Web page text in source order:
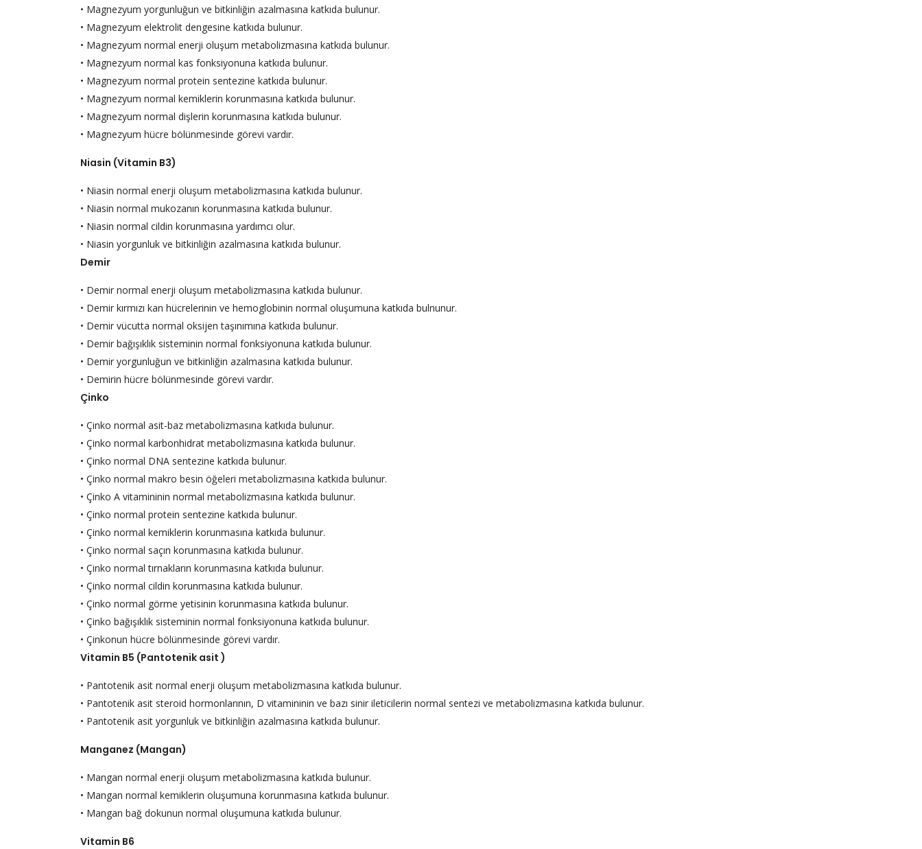
• Magnezyum yorgunluğun ve bitkinliğin azalmasına katkıda bulunur.
• Magnezyum elektrolit dengesine katkıda bulunur.
• Magnezyum normal enerji oluşum metabolizmasına katkıda bulunur.
• Magnezyum normal kas fonksiyonuna katkıda bulunur.
• Magnezyum normal protein sentezine katkıda bulunur.
• Magnezyum normal kemiklerin korunmasına katkıda bulunur.
• Magnezyum normal dişlerin korunmasına katkıda bulunur.
• Magnezyum hücre bölünmesinde görevi vardır.
Niasin (Vitamin B3)
• Niasin normal enerji oluşum metabolizmasına katkıda bulunur.
• Niasin normal mukozanın korunmasına katkıda bulunur.
• Niasin normal cildin korunmasına yardımcı olur.
• Niasin yorgunluk ve bitkinliğin azalmasına katkıda bulunur.
Demir
• Demir normal enerji oluşum metabolizmasına katkıda bulunur.
• Demir kırmızı kan hücrelerinin ve hemoglobinin normal oluşumuna katkıda bulnunur.
• Demir vücutta normal oksijen taşınımına katkıda bulunur.
• Demir bağışıklık sisteminin normal fonksiyonuna katkıda bulunur.
• Demir yorgunluğun ve bitkinliğin azalmasına katkıda bulunur.
• Demirin hücre bölünmesinde görevi vardır.
Çinko
• Çinko normal asit-baz metabolizmasına katkıda bulunur.
• Çinko normal karbonhidrat metabolizmasına katkıda bulunur.
• Çinko normal DNA sentezine katkıda bulunur.
• Çinko normal makro besin öğeleri metabolizmasına katkıda bulunur.
• Çinko A vitamininin normal metabolizmasına katkıda bulunur.
• Çinko normal protein sentezine katkıda bulunur.
• Çinko normal kemiklerin korunmasına katkıda bulunur.
• Çinko normal saçın korunmasına katkıda bulunur.
• Çinko normal tırnakların korunmasına katkıda bulunur.
• Çinko normal cildin korunmasına katkıda bulunur.
• Çinko normal görme yetisinin korunmasına katkıda bulunur.
• Çinko bağışıklık sisteminin normal fonksiyonuna katkıda bulunur.
• Çinkonun hücre bölünmesinde görevi vardır.
Vitamin B5 (Pantotenik asit )
• Pantotenik asit normal enerji oluşum metabolizmasına katkıda bulunur.
• Pantotenik asit steroid hormonlarının, D vitamininin ve bazı sinir ileticilerin normal sentezi ve metabolizmasına katkıda bulunur.
• Pantotenik asit yorgunluk ve bitkinliğin azalmasına katkıda bulunur.
Manganez (Mangan)
• Mangan normal enerji oluşum metabolizmasına katkıda bulunur.
• Mangan normal kemiklerin oluşumuna korunmasına katkıda bulunur.
• Mangan bağ dokunun normal oluşumuna katkıda bulunur.
Vitamin B6